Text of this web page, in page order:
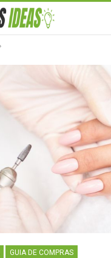
GUIA DE COMPRAS